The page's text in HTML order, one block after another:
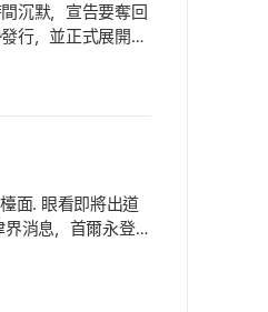
間沉默，宣告要奪回
發行，並正式展開活
面. 眼看即將出道
消息，首爾永登
係已崩壞」的片面